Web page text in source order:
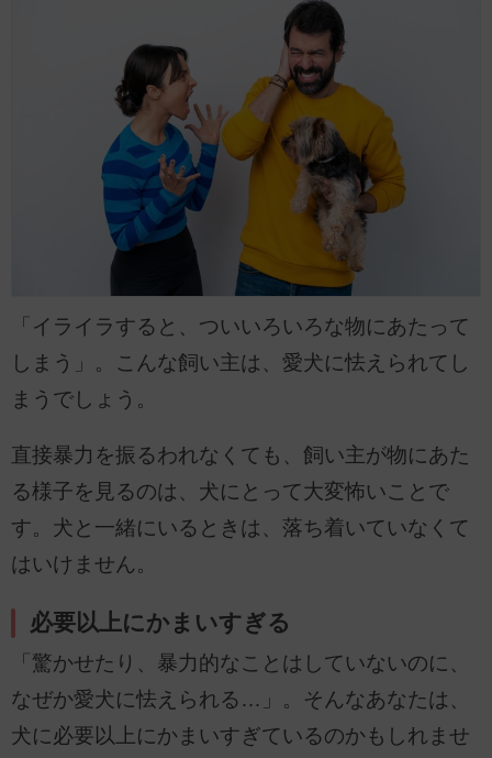
「イライラすると、ついいろいろな物にあたって
しまう」。こんな飼い主は、愛犬に怯えられてし
まうでしょう。
直接暴力を振るわれなくても、飼い主が物にあた
る様子を見るのは、犬にとって大変怖いことで
す。犬と一緒にいるときは、落ち着いていなくて
はいけません。
必要以上にかまいすぎる
「驚かせたり、暴力的なことはしていないのに、
なぜか愛犬に怯えられる…」。そんなあなたは、
犬に必要以上にかまいすぎているのかもしれませ